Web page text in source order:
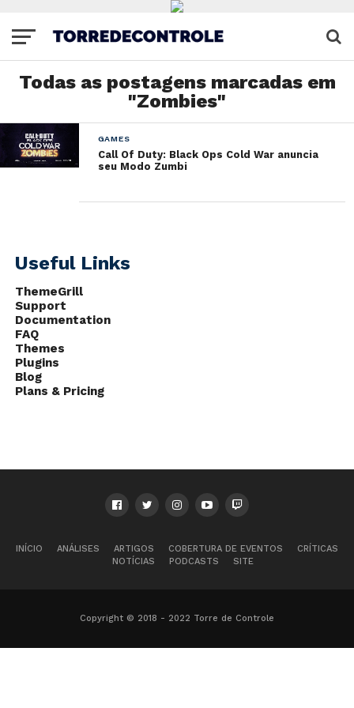
Todas as postagens marcadas em
"Zombies"
GAMES
Call Of Duty: Black Ops Cold War anuncia
seu Modo Zumbi
Useful Links
ThemeGrill
Support
Documentation
FAQ
Themes
Plugins
Blog
Plans & Pricing
INÍCIO ANÁLISES ARTIGOS COBERTURA DE EVENTOS
CRÍTICAS
NOTÍCIAS
PODCASTS SITE
Copyright © 2018 - 2022 Torre de Controle